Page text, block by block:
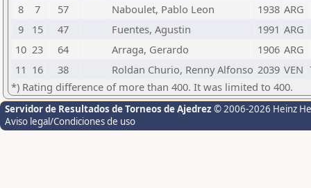
8
7 57 Naboulet, Pablo Leon 1938 ARG
9
15 47 Fuentes, Agustin 1991 ARG
10 23 64 Arraga, Gerardo 1906 ARG
11 16 38 Roldan Churio, Renny Alfonso 2039 VEN
*) Rating difference of more than 400. It was limited to 400.
Servidor de Resultados de Torneos de Ajedrez © 2006-2026 Heinz
Aviso legal/Condiciones de uso